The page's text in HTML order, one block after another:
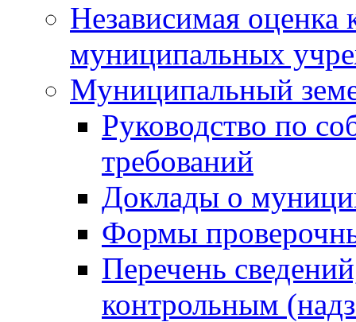
Независимая оценка
муниципальных
Муниципальный
Руководство по
требований
Доклады о
Формы
Перечень
контрольным